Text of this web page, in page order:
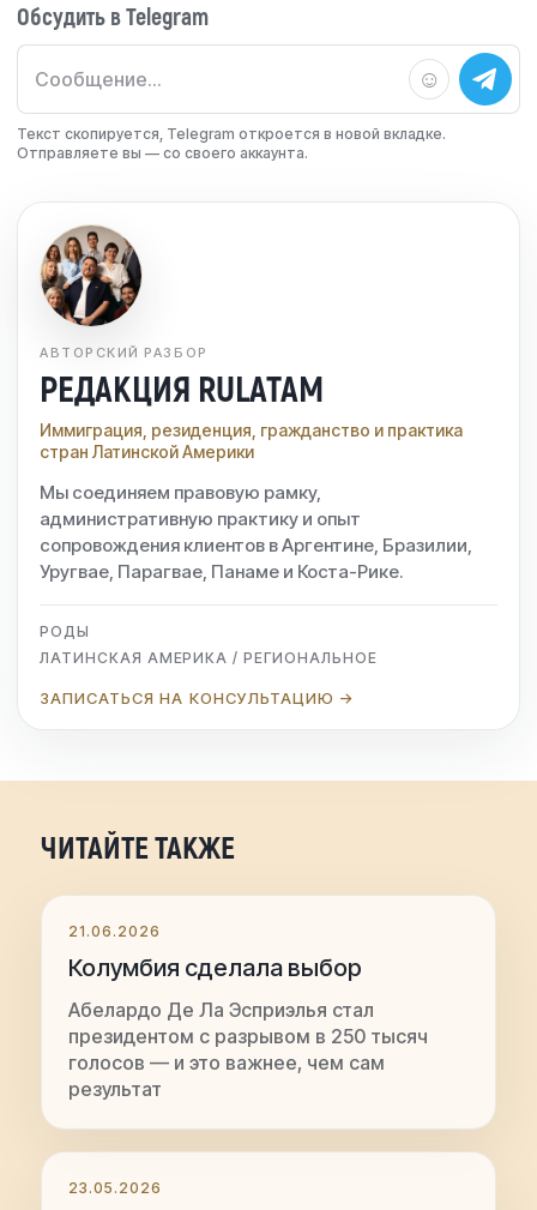
Обсудить в Telegram
☺
Текст скопируется, Telegram откроется в новой вкладке.
Отправляете вы — со своего аккаунта.
АВТОРСКИЙ РАЗБОР
РЕДАКЦИЯ RULATAM
Иммиграция, резиденция, гражданство и практика
стран Латинской Америки
Мы соединяем правовую рамку,
административную практику и опыт
сопровождения клиентов в Аргентине, Бразилии,
Уругвае, Парагвае, Панаме и Коста-Рике.
РОДЫ
ЛАТИНСКАЯ АМЕРИКА / РЕГИОНАЛЬНОЕ
ЗАПИСАТЬСЯ НА КОНСУЛЬТАЦИЮ →
ЧИТАЙТЕ ТАКЖЕ
21.06.2026
Колумбия сделала выбор
Абелардо Де Ла Эсприэлья стал
президентом с разрывом в 250 тысяч
голосов — и это важнее, чем сам
результат
23.05.2026